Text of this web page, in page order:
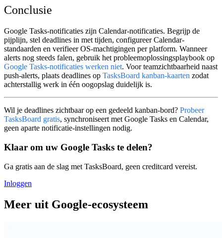
Conclusie
Google Tasks-notificaties zijn Calendar-notificaties. Begrijp de
pijplijn, stel deadlines in met tijden, configureer Calendar-
standaarden en verifieer OS-machtigingen per platform. Wanneer
alerts nog steeds falen, gebruik het probleemoplossingsplaybook op
Google Tasks-notificaties werken niet. Voor teamzichtbaarheid naast
push-alerts, plaats deadlines op TasksBoard kanban-kaarten zodat
achterstallig werk in één oogopslag duidelijk is.
Wil je deadlines zichtbaar op een gedeeld kanban-bord? Probeer
TasksBoard gratis, synchroniseert met Google Tasks en Calendar,
geen aparte notificatie-instellingen nodig.
Klaar om uw Google Tasks te delen?
Ga gratis aan de slag met TasksBoard, geen creditcard vereist.
Inloggen
Meer uit Google-ecosysteem